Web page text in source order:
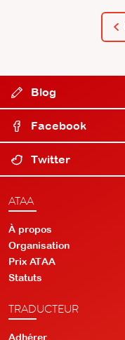
Blog
Facebook
Twitter
ATAA
À propos
Organisation
Prix ATAA
Statuts
TRADUCTEUR
Adhérer